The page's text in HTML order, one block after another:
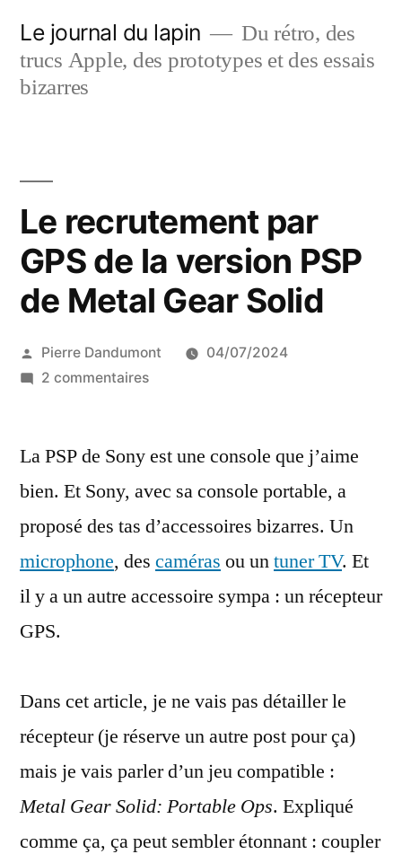
contenu
Le journal du lapin
Du rétro, des
trucs Apple, des prototypes et des essais
bizarres
Le recrutement par
GPS de la version PSP
de Metal Gear Solid
Publié
par
Pierre Dandumont
04/07/2024
2 commentairessur
par
de
la
version
de
La PSP de Sony est une console que j’aime
bien. Et Sony, avec sa console portable, a
proposé des tas d’accessoires bizarres. Un
microphone, des caméras ou untuner TV. Et
il y a un autre accessoire sympa : un récepteur
GPS.
Dans cet article, je ne vais pas détailler le
récepteur (je réserve un autre post pour ça)
mais je vais parler d’un jeu compatible :
Metal Gear Solid: Portable Ops. Expliqué
comme ça, ça peut sembler étonnant : coupler